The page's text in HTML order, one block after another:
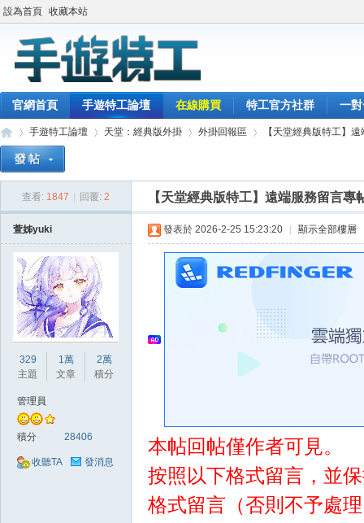
設為首頁 收藏本站
官網首頁 手遊特工論壇 在線購買 特工官方社群 一
手遊特工論壇
›
天堂：經典版外掛
›
外掛回報區
›
【天堂經典版特工】
查看: 1847 回覆: 2 【天堂經典版特工】遠端服務留言專
萱姊yuki
329
主題
1萬
文章
2萬
積分
管理員
積分 28406
收聽TA 發消息
發表於 2026-2-25 15:23:20 顯示全部樓層
本帖回帖僅作者可見。
按照以下格式留言，並
格式留言（否則不予處